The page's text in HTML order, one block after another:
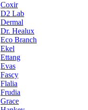
Coxir
D2 Lab
Dermal
Dr. Healux
Eco Branch
Ekel
Ettang
Evas
Fascy
Flalia
Frudia
Grace